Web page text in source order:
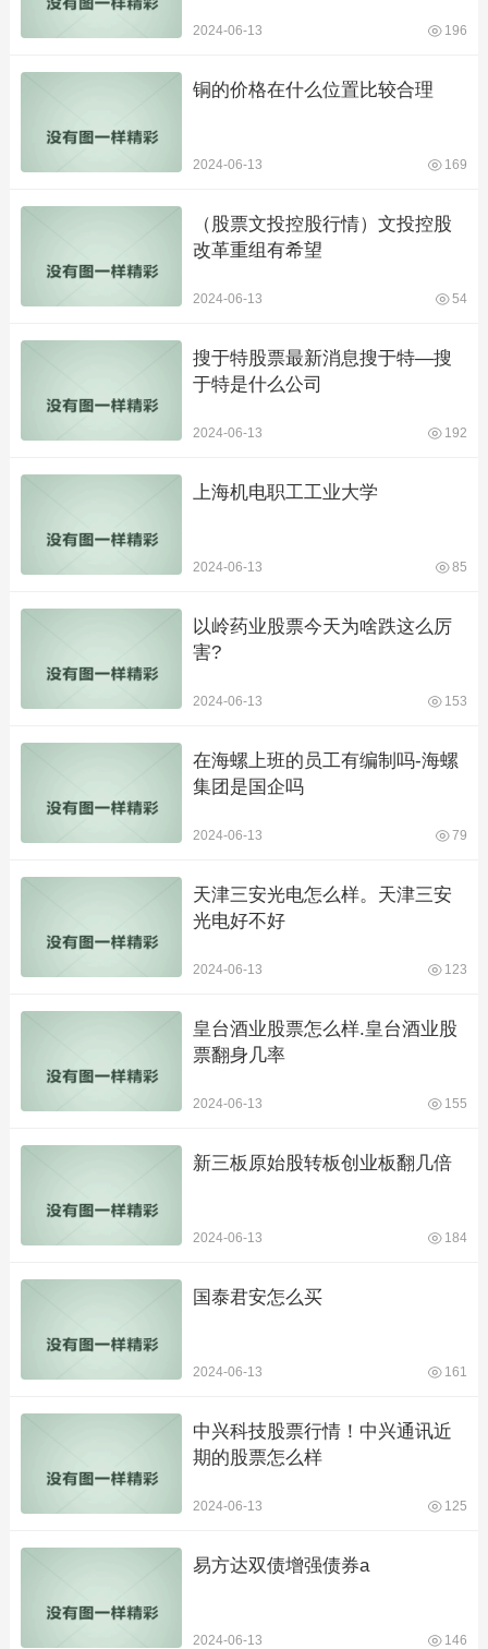
2024-06-13 196
铜的价格在什么位置比较合理
2024-06-13 169
（股票文投控股行情）文投控股
改革重组有希望
2024-06-13 54
搜于特股票最新消息搜于特—搜
于特是什么公司
2024-06-13 192
上海机电职工工业大学
2024-06-13 85
以岭药业股票今天为啥跌这么厉
害?
2024-06-13 153
在海螺上班的员工有编制吗-海螺
集团是国企吗
2024-06-13 79
天津三安光电怎么样。天津三安
光电好不好
2024-06-13 123
皇台酒业股票怎么样.皇台酒业股
票翻身几率
2024-06-13 155
新三板原始股转板创业板翻几倍
2024-06-13 184
国泰君安怎么买
2024-06-13 161
中兴科技股票行情！中兴通讯近
期的股票怎么样
2024-06-13 125
易方达双债增强债券a
2024-06-13 146